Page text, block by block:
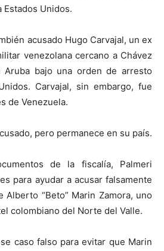
Estados Unidos.
acusado Hugo Carvajal, un ex
venezolana cercano a Chávez
bajo una orden de arresto
Carvajal, sin embargo, fue
de Venezuela.
pero permanece en su país.
de la fiscalía, Palmeri
para ayudar a acusar falsamente
Alberto “Beto” Marin Zamora, uno
colombiano del Norte del Valle.
caso falso para evitar que Marin